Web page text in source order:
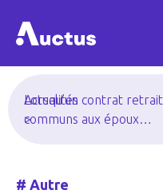
Actualités
>
Lorsqu’un contrat
communs aux époux…
# Autre